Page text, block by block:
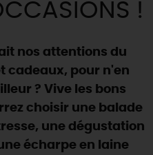
MADE IN LOIRET
VISITES
L'EAU !
& AVENTURE
etproducteurs
de l'été 2026 🤽🌞
éviter la chaleur 🥵
HANDICAP
!
nos attentions du
cadeaux, pour n'en
? Vive les bons
choisir une balade
une dégustation
écharpe en laine